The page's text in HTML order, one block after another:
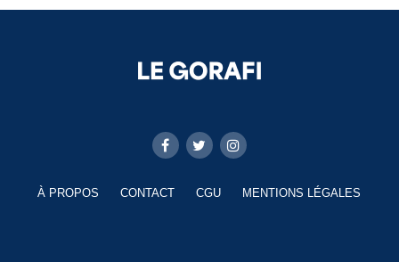
À PROPOS CONTACT CGU MENTIONS LÉGALES